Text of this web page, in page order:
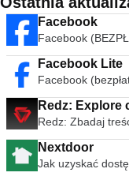
Facebook
Facebook
Facebook Lite
Facebook
Redz: Explore
Redz: Zbadaj
Nextdoor
Jak uzyskać